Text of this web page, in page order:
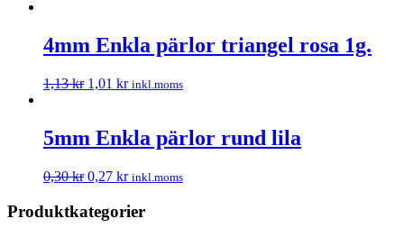
4mm Enkla pärlor triangel rosa 1g.
1,13kr 1,01 kr inkl.moms
5mm Enkla pärlor rund lila
0,30kr 0,27 kr inkl.moms
Produktkategorier